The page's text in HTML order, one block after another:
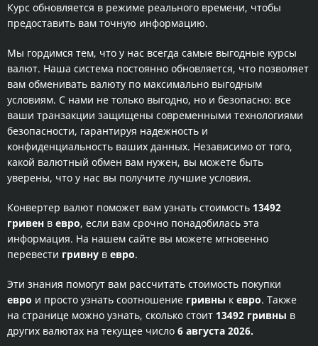
Курс обновляется в режиме реального времени, чтобы
предоставить вам точную информацию.
Мы гордимся тем, что у нас всегда самые выгодные курсы
валют. Наша система постоянно обновляется, что позволяет
вам обменивать валюту по максимально выгодным
условиям. С нами не только выгодно, но и безопасно: все
ваши транзакции защищены современными технологиями
безопасности, гарантируя надежность и
конфиденциальность ваших данных. Независимо от того,
какой валютный обмен вам нужен, вы можете быть
уверены, что у нас вы получите лучшие условия.
Конвертер валют поможет вам узнать стоимость 13492
гривен в евро, если вам срочно понадобилась эта
информация. На нашем сайте вы можете мгновенно
перевести гривну в евро.
Эти знания помогут вам рассчитать стоимость покупки
евро и просто узнать соотношение гривны к евро. Также
на странице можно узнать, сколько стоит 13492 гривны в
других валютах на текущее число 6 августа 2026.